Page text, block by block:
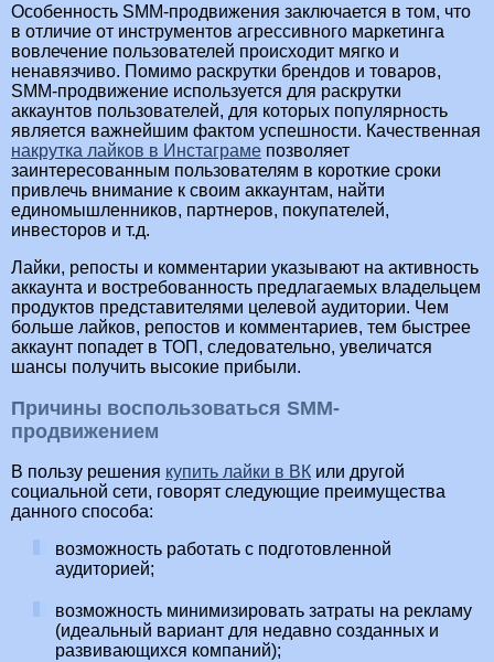
Особенность SMM-продвижения заключается в том, что
в отличие от инструментов агрессивного маркетинга
вовлечение пользователей происходит мягко и
ненавязчиво. Помимо раскрутки брендов и товаров,
SMM-продвижение используется для раскрутки
аккаунтов пользователей, для которых популярность
является важнейшим фактом успешности. Качественная
накрутка лайков в Инстаграме позволяет
заинтересованным пользователям в короткие сроки
привлечь внимание к своим аккаунтам, найти
единомышленников, партнеров, покупателей,
инвесторов и т.д.
Лайки, репосты и комментарии указывают на активность
аккаунта и востребованность предлагаемых владельцем
продуктов представителями целевой аудитории. Чем
больше лайков, репостов и комментариев, тем быстрее
аккаунт попадет в ТОП, следовательно, увеличатся
шансы получить высокие прибыли.
Причины воспользоваться SMM-
продвижением
В пользу решения купить лайки в ВК или другой
социальной сети, говорят следующие преимущества
данного способа:
возможность работать с подготовленной
аудиторией;
возможность минимизировать затраты на рекламу
(идеальный вариант для недавно созданных и
развивающихся компаний);